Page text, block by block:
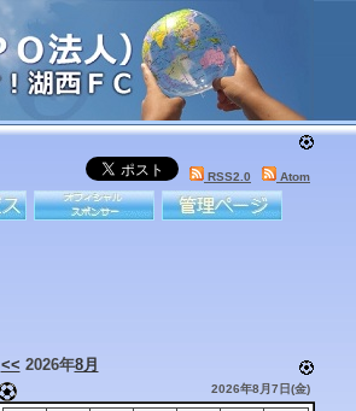
RSS2.0 Atom
<< 2026年8月
2026年8月7日(金)